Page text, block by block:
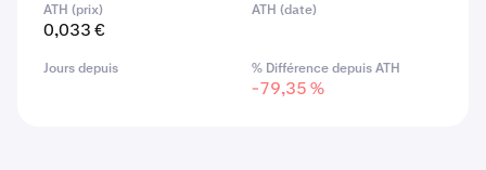
ATH (prix)
0,033 €
ATH (date)
Jours depuis % Différence depuis ATH
-79,35 %